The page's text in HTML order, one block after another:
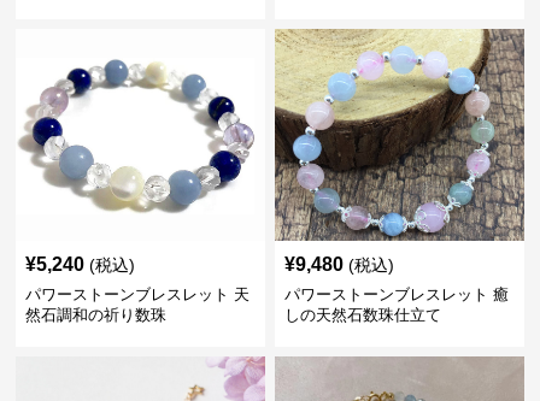
¥5,240 (税込)
パワーストーンブレスレット 天
然石調和の祈り数珠
¥9,480 (税込)
パワーストーンブレスレット 癒
しの天然石数珠仕立て